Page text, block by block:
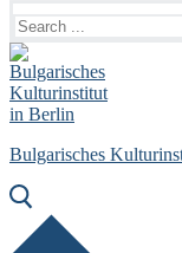
for:
Bulgarisches